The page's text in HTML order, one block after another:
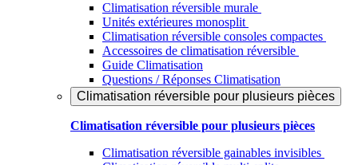
Climatisation réversible murale
Unités extérieures monosplit
Climatisation réversible consoles compactes
Accessoires de climatisation réversible
Guide Climatisation
Questions / Réponses Climatisation
Climatisation réversible pour plusieurs pièces
Climatisation réversible pour plusieurs pièces
Climatisation réversible gainables invisibles